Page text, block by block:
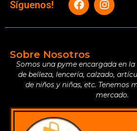
Síguenos!
Sobre Nosotros
Somos una pyme encargada en
de belleza, lencería, calzado,
de niños y niñas, etc. Tenemos
mercado.